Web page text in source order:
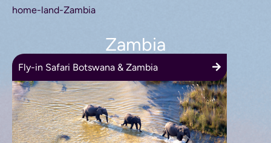
home-land-Zambia
Zambia
Fly-in Safari Botswana & Zambia